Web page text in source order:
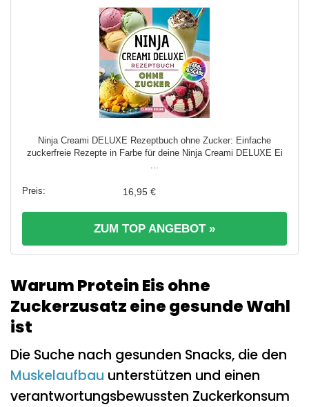
Ninja Creami DELUXE Rezeptbuch ohne Zucker: Einfache
zuckerfreie Rezepte in Farbe für deine Ninja Creami DELUXE Ei
16,95 €
ZUM TOP ANGEBOT »
Warum Protein Eis ohne
Zuckerzusatz eine gesunde Wahl
ist
Die Suche nach gesunden Snacks, die den
Muskelaufbau unterstützen und einen
verantwortungsbewussten Zuckerkonsum